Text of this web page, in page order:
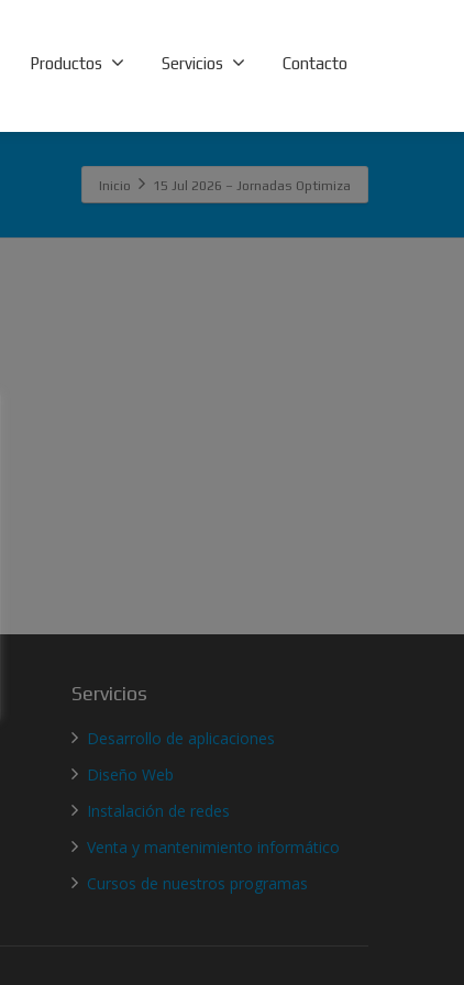
Productos Servicios Contacto
Inicio 15 Jul 2026 – Jornadas Optimiza
Servicios
Desarrollo de aplicaciones
Diseño Web
Instalación de redes
Venta y mantenimiento informático
Cursos de nuestros programas